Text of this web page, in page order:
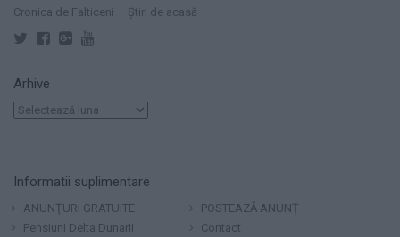
Cronica de Falticeni – Știri de acasă
Arhive
Arhive
Informatii suplimentare
ANUNŢURI GRATUITE
POSTEAZĂ ANUNŢ
Pensiuni Delta Dunarii
Contact